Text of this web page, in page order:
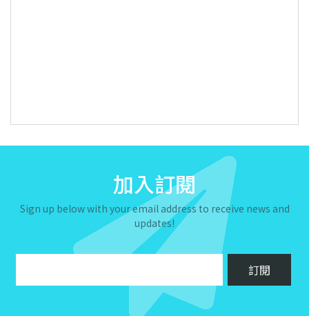
加入訂閱
Sign up below with your email address to receive news and
updates!